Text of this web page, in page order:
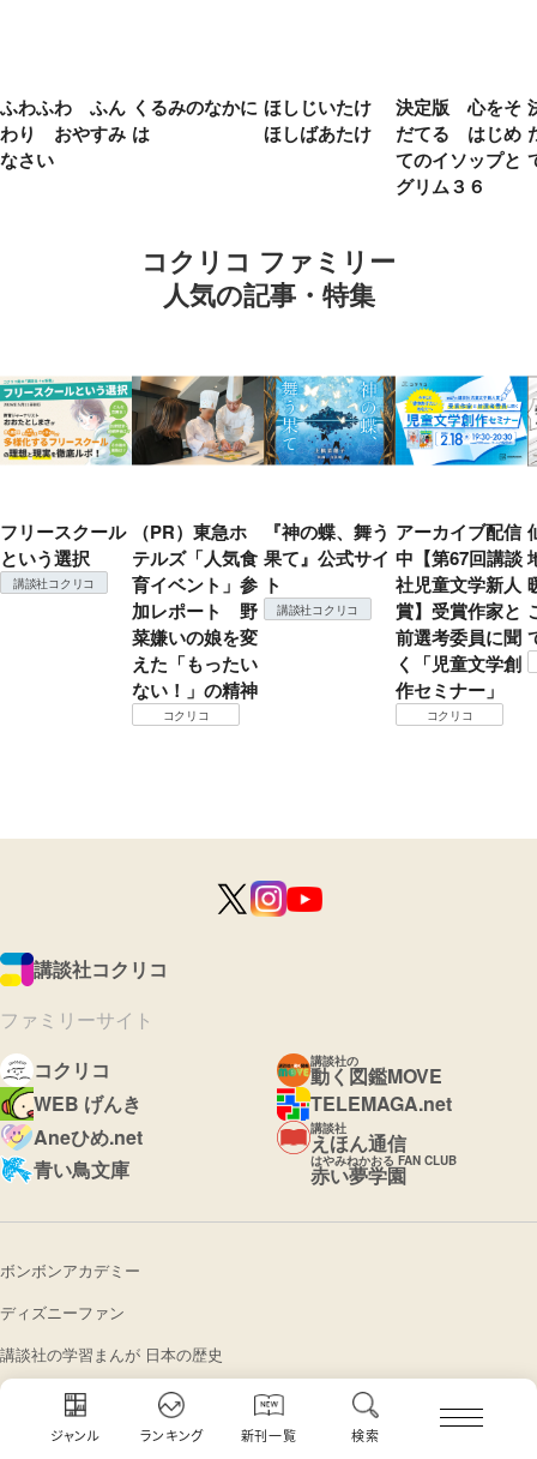
ジャンル ランキング 新刊一覧 検索
ふわふわ ふん
わり おやすみ
なさい
くるみのなかに
は
ほしじいたけ
ほしばあたけ
決定版 心をそ
だてる はじめ
てのイソップと
グリム３６
コクリコ ファミリー
人気の記事・特集
フリースクール
という選択
講談社コクリコ
（PR）東急ホ
テルズ「人気食
育イベント」参
加レポート 野
菜嫌いの娘を変
えた「もったい
ない！」の精神
コクリコ
『神の蝶、舞う
果て』公式サイ
ト
講談社コクリコ
アーカイブ配信
中【第67回講談
社児童文学新人
賞】受賞作家と
前選考委員に聞
く「児童文学創
作セミナー」
コクリコ
講談社コクリコ
ファミリーサイト
コクリコ
講談社の
動く図鑑MOVE
WEB げんき
TELEMAGA.net
Aneひめ.net
講談社
えほん通信
青い鳥文庫
はやみねかおる FAN CLUB
赤い夢学園
ボンボンアカデミー
ディズニーファン
講談社の学習まんが 日本の歴史
本とあそぼう 全国訪問おはなし隊